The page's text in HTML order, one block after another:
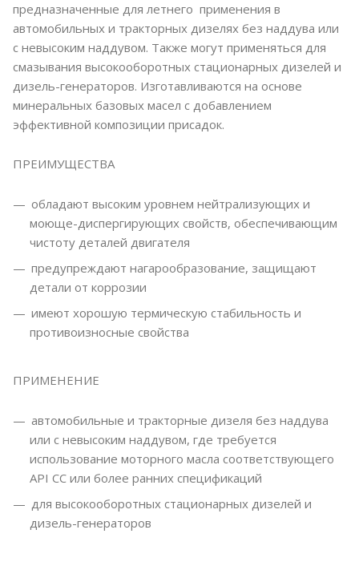
предназначенные для летнего применения в
автомобильных и тракторных дизелях без наддува или
с невысоким наддувом. Также могут применяться для
смазывания высокооборотных стационарных дизелей и
дизель-генераторов. Изготавливаются на основе
минеральных базовых масел с добавлением
эффективной композиции присадок.
ПРЕИМУЩЕСТВА
обладают высоким уровнем нейтрализующих и
моюще-диспергирующих свойств, обеспечивающим
чистоту деталей двигателя
предупреждают нагарообразование, защищают
детали от коррозии 
имеют хорошую термическую стабильность и
противоизносные свойства
ПРИМЕНЕНИЕ
автомобильные и тракторные дизеля без наддува
или с невысоким наддувом, где требуется
использование моторного масла соответствующего
API СC или более ранних спецификаций 
для высокооборотных стационарных дизелей и
дизель-генераторов